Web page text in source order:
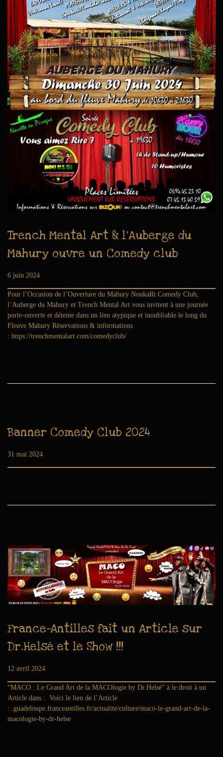
Trench Mental Art & l’Auberge du
Mahury ouvre un Comedy club
Publié le
6 juin 2024
u
i
n
2
0
Pour l’Occasion de l’Ouverture du Mahury NoukaRi Comedy Club,
l’Auberge du Mahury et Trench Mental Art vous invitent à une journée
porte-ouverte et détente dans un lieu atypique et inoubliable le long du
Fleuve Mahury Réservations & informations
: https://trenchmentalart.com/comedyclub/
Banner Comedy Club 2024
Publié le
31 mai 2024
e
e
2
0
2
4
France-Antilles fait un Article sur
Dr.Helsé et le Show !!!
Publié le
12 avril 2024
o
t
2
“MACO : Le Grand Art de la MACOlogie by Dr.Helsé” à le droit à un
Article dans : Voici le lien de l’Article
: .guadeloupe.franceantilles.fr/actualite/culture/maco-le-grand-art-de-la-
macologie-by-dr-helse